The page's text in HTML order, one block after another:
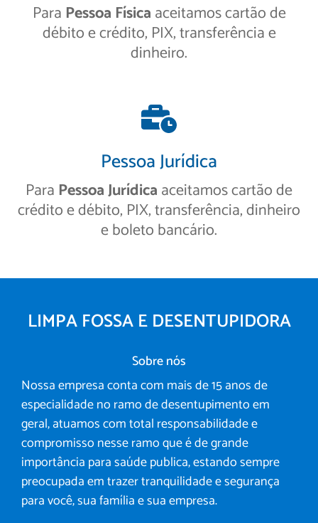
Para Pessoa Físicaaceitamos cartão de
débito e crédito, PIX, transferência e
dinheiro.
Pessoa Jurídica
Para Pessoa Jurídicaaceitamos cartão de
crédito e débito, PIX, transferência, dinheiro
e boleto bancário.
LIMPA FOSSA E DESENTUPIDORA
Sobre nós
Nossa empresa conta com mais de 15 anos de
especialidade no ramo de desentupimento em
geral, atuamos com total responsabilidade e
compromisso nesse ramo que é de grande
importância para saúde publica, estando sempre
preocupada em trazer tranquilidade e segurança
para você, sua família e sua empresa.